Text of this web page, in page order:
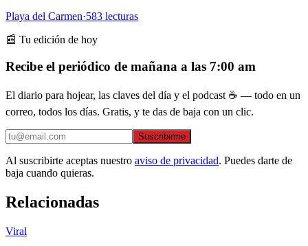
Playa del Carmen·583 lecturas
📰 Tu edición de hoy
Recibe el periódico de mañana a las 7:00 am
El diario para hojear, las claves del día y el podcast ☕ — todo en un
correo, todos los días. Gratis, y te das de baja con un clic.
Suscribirme
Al suscribirte aceptas nuestro aviso de privacidad. Puedes darte de
baja cuando quieras.
Relacionadas
Viral